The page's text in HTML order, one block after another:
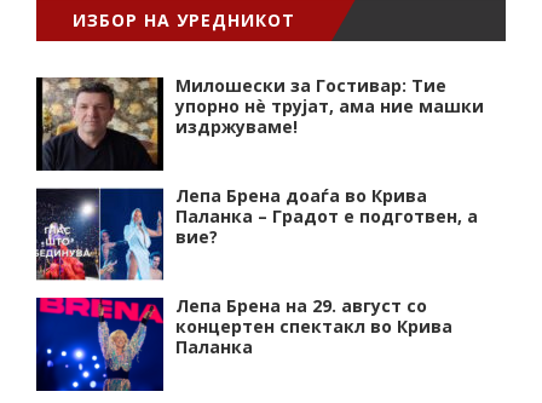
ИЗБОР НА УРЕДНИКОТ
Милошески за Гостивар: Тие
упорно нѐ трујат, ама ние машки
издржуваме!
Лепа Брена доаѓа во Крива
Паланка – Градот е подготвен, а
вие?
Лепа Брена на 29. август со
концертен спектакл во Крива
Паланка